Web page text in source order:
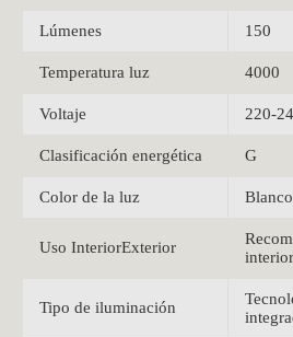
Lúmenes 150
Temperatura luz 4000
Voltaje 220-
Clasificación energética G
Color de la luz
Uso InteriorExterior
Tipo de iluminación